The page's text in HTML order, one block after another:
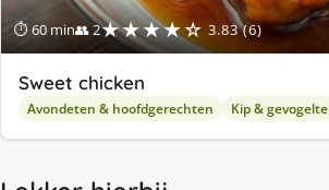
⏱ 60 min👥 2★★★★☆ 3.83 (6)
Sweet chicken
Avondeten & hoofdgerechten Kip & gevogelte